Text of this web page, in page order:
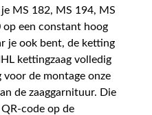
MS 182, MS 194, MS
op een constant hoog
je ook bent, de ketting
kettingzaag volledig
voor de montage onze
de zaaggarnituur. Die
code op de